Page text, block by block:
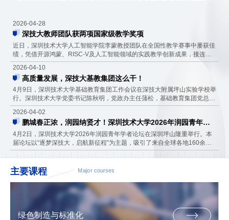
2026-04-28
深技大教师团队获两项国家级教学奖项
近日，深圳技术大学人工智能学院李蒙教授团队在全国性教学赛事中屡获佳
绩，凭借开源鸿蒙、RISC-V及人工智能领域的实践教学创新成果，接连斩
获两项国家级教学荣誉，展现了学校在新工科人才培养、产教融合与实践教
学改革方面的扎实成效。在2026年第十届华为ICT大赛中国总决赛教学赛
中，李蒙老师带领FFH团队（李菊、王培正）凭借《开源鸿蒙多梯队育人体
系构建与实践》项目，从全国500余项参赛作品中脱颖而出，荣获全国二等
奖。该赛...
2026-04-10
高质量发展，深技大基教集团这么干！
4月9日，深圳技术大学基础教育集团工作会议在深技大附属坪山实验学校举
行。深圳技术大学党委书记陈秋明，党政办主任蒲松，基础教育集团党总支
书记、工会副主席罗英，深技大特聘教授邵爱国，以及各成员校负责人出
席，共商集团发展大计。 会上，邵爱国汇报集团整体发展情况。基础教育
集团成立以来，获评“深圳市优质基础教育集团”，党建工作成效显著，科技
创新培养体系逐步搭建，常态化教研机制加速形成。下一步，集团将重点开
展...
2026-04-02
鹏城春正浓，润园纳贤才！深圳技术大学2026年润园青年学者论坛启幕
4月2日，深圳技术大学2026年润园青年学者论坛在深圳坪山隆重举行。本
届论坛以“逐梦深技大，启航新征程”为主题，吸引了来自全球各地160余名
优秀青年学者共赴鹏城之约、汇聚坪山热土，携手展望高水平应用研究型大
学发展的新未来。深圳技术大学校长傅继阳、各学院院长及相关部门负责人
出席活动，与青年才俊们共话发展。论坛由深圳技术大学副校长明仲主持。
一所新大学的“时代之约”：与产业同频，与未来同行论坛伊始，深圳技术...
主要课程 Major courses
绿色制造与标准化